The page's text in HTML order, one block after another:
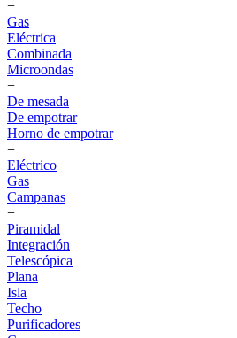
+
Gas
Eléctrica
Combinada
Microondas
+
De mesada
De empotrar
Horno de empotrar
+
Eléctrico
Gas
Campanas
+
Piramidal
Integración
Telescópica
Plana
Isla
Techo
Purificadores